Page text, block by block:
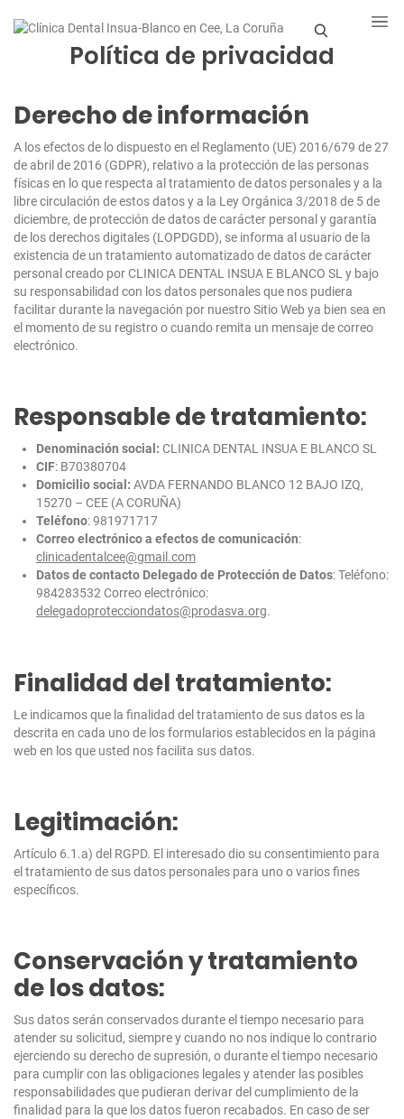
S
r
c
h
Política de privacidad
Derecho de información
A los efectos de lo dispuesto en el Reglamento (UE) 2016/679 de 27
de abril de 2016 (GDPR), relativo a la protección de las personas
físicas en lo que respecta al tratamiento de datos personales y a la
libre circulación de estos datos y a la Ley Orgánica 3/2018 de 5 de
diciembre, de protección de datos de carácter personal y garantía
de los derechos digitales (LOPDGDD), se informa al usuario de la
existencia de un tratamiento automatizado de datos de carácter
personal creado por CLINICA DENTAL INSUA E BLANCO SL y bajo
su responsabilidad con los datos personales que nos pudiera
facilitar durante la navegación por nuestro Sitio Web ya bien sea en
el momento de su registro o cuando remita un mensaje de correo
electrónico.
Responsable de tratamiento:
Denominación social: CLINICA DENTAL INSUA E BLANCO SL
CIF: B70380704
Domicilio social: AVDA FERNANDO BLANCO 12 BAJO IZQ,
15270 – CEE (A CORUÑA)
Teléfono: 981971717
Correo electrónico a efectos de comunicación:
clinicadentalcee@gmail.com
Datos de contacto Delegado de Protección de Datos: Teléfono:
984283532 Correo electrónico:
delegadoprotecciondatos@prodasva.org.
Finalidad del tratamiento:
Le indicamos que la finalidad del tratamiento de sus datos es la
descrita en cada uno de los formularios establecidos en la página
web en los que usted nos facilita sus datos.
Legitimación:
Artículo 6.1.a) del RGPD. El interesado dio su consentimiento para
el tratamiento de sus datos personales para uno o varios fines
específicos.
Conservación y tratamiento
de los datos:
Sus datos serán conservados durante el tiempo necesario para
atender su solicitud, siempre y cuando no nos indique lo contrario
ejerciendo su derecho de supresión, o durante el tiempo necesario
para cumplir con las obligaciones legales y atender las posibles
responsabilidades que pudieran derivar del cumplimiento de la
finalidad para la que los datos fueron recabados. En caso de ser